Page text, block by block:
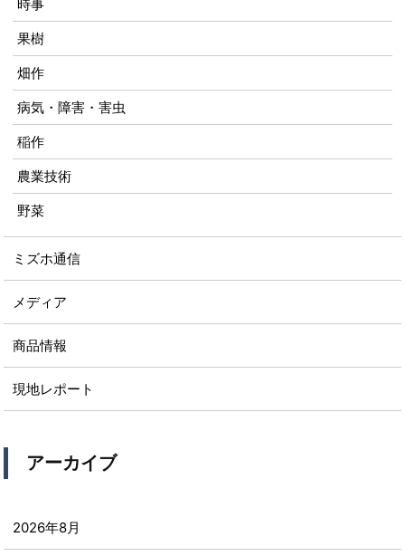
時事
果樹
畑作
病気・障害・害虫
稲作
農業技術
野菜
ミズホ通信
メディア
商品情報
現地レポート
アーカイブ
2026年8月